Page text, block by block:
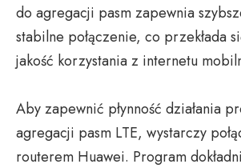
do agregacji pasm zapewnia
stabilne połączenie, co przekłada
jakość korzystania z internetu
Aby zapewnić płynność działania
agregacji pasm LTE, wystarczy
routerem Huawei. Program